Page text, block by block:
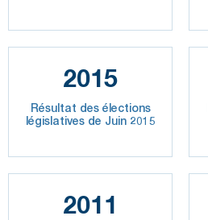
2015
Résultat des élections
législatives de Juin 2015
2011